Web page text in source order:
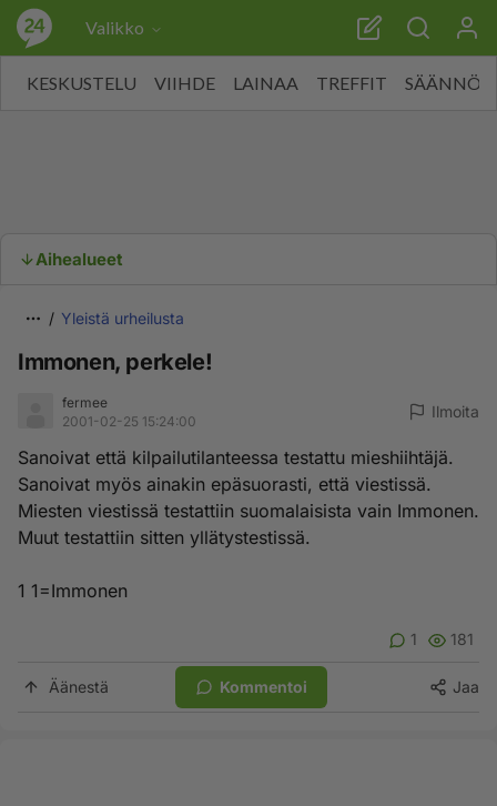
Valikko
KESKUSTELU VIIHDE LAINAA TREFFIT SÄÄNNÖT
Aihealueet
Yleistä urheilusta
Immonen, perkele!
fermee
2001-02-25 15:24:00
Ilmoita
Sanoivat että kilpailutilanteessa testattu mieshiihtäjä.
Sanoivat myös ainakin epäsuorasti, että viestissä.
Miesten viestissä testattiin suomalaisista vain Immonen.
Muut testattiin sitten yllätystestissä.
1 1=Immonen
1 181
Äänestä Kommentoi Jaa